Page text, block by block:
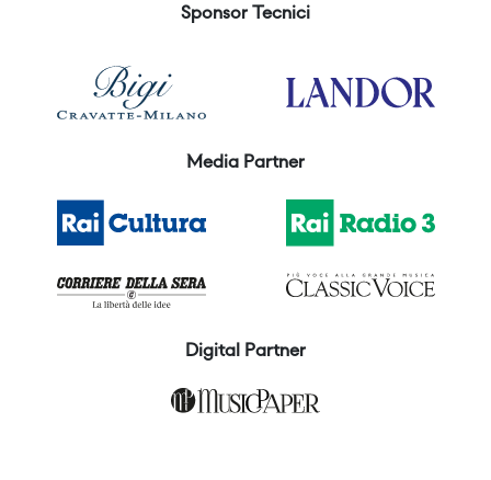
Sponsor Tecnici
Media Partner
Digital Partner